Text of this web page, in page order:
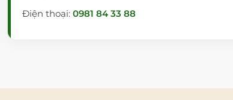
Điện thoại: 0981 84 33 88